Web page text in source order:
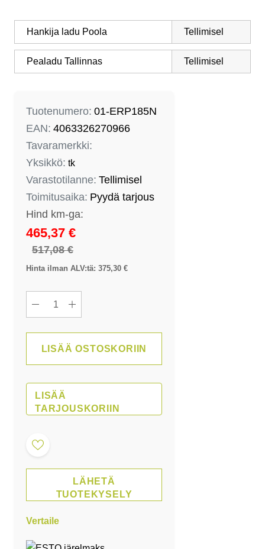
Hankija ladu Poola Tellimisel
Pealadu Tallinnas Tellimisel
Tuotenumero: 01-ERP185N
EAN: 4063326270966
Tavaramerkki:
Yksikkö: tk
Varastotilanne: Tellimisel
Toimitusaika: Pyydä tarjous
465,37 €
517,08 €
Hinta ilman ALV:tä: 375,30 €
LISÄÄ OSTOSKORIIN
LISÄÄ
TARJOUSKORIIN
LÄHETÄ
TUOTEKYSELY
Vertaile